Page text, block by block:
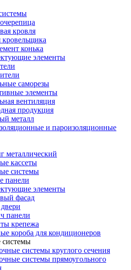
кровля
кровельщика
конька
элементы
саморезы
элементы
вентиляция
продукция
металл
и пароизоляционные
металлический
кассеты
системы
панели
элементы
фасад
панели
крепежа
короба для кондиционеров
системы
системы круглого сечения
системы прямоугольного